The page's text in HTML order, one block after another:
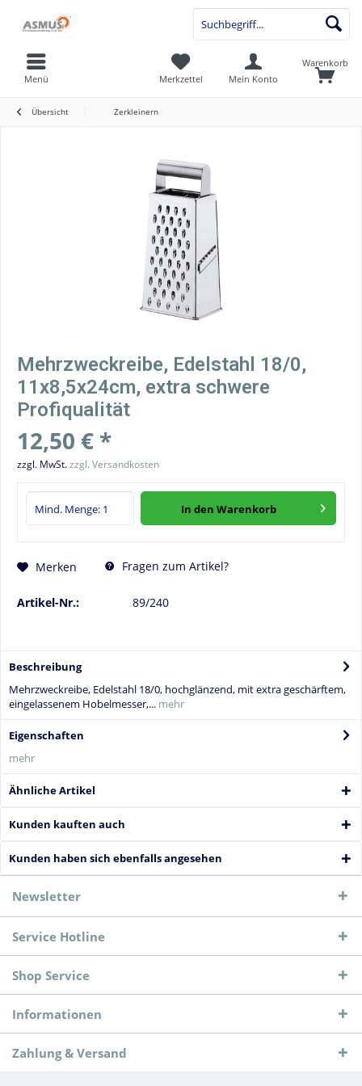
Warenkorb
Merkzettel
Mein Konto
Menü
Übersicht Zerkleinern
Mehrzweckreibe, Edelstahl 18/0,
11x8,5x24cm, extra schwere
Profiqualität
12,50 € *
zzgl. MwSt.zzgl. Versandkosten
In den Warenkorb
Merken Fragen zum Artikel?
Artikel-Nr.: 89/240
Beschreibung
Mehrzweckreibe, Edelstahl 18/0, hochglänzend, mit extra geschärftem,
eingelassenem Hobelmesser,... mehr
Eigenschaften
mehr
Ähnliche Artikel
Kunden kauften auch
Kunden haben sich ebenfalls angesehen
Newsletter
Service Hotline
Shop Service
Informationen
Zahlung & Versand